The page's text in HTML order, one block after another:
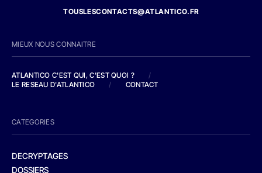
TOUSLESCONTACTS@ATLANTICO.FR
MIEUX NOUS CONNAITRE
ATLANTICO C'EST QUI, C'EST QUOI ?
/
LE RESEAU D'ATLANTICO
/ CONTACT
CATEGORIES
DECRYPTAGES
DOSSIERS